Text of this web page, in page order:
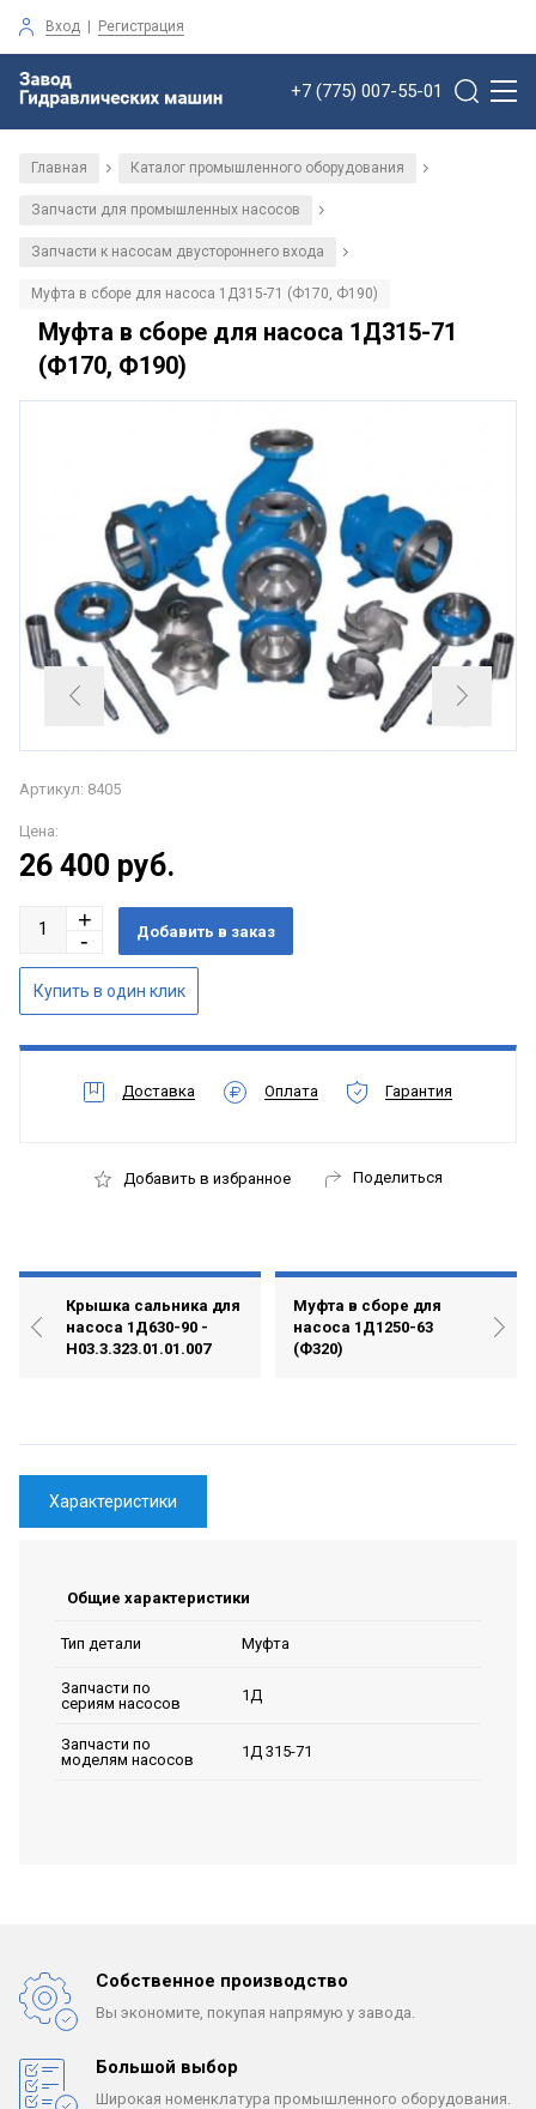
Вход | Регистрация
+7 (775) 007-55-01
Главная / Каталог промышленного оборудования /
Запчасти для промышленных насосов /
Запчасти к насосам двустороннего входа /
Муфта в сборе для насоса 1Д315-71 (Ф170, Ф190)
Муфта в сборе для насоса 1Д315-71
(Ф170, Ф190)
Артикул: 8405
Цена:
26 400 руб.
Доставка Оплата Гарантия
Добавить в избранное Поделиться
Крышка сальника для
насоса 1Д630-90 -
Н03.3.323.01.01.007
Муфта в сборе для
насоса 1Д1250-63
(Ф320)
Характеристики
Общие характеристики
Тип детали Муфта
Запчасти по
сериям насосов
1Д
Запчасти по
моделям насосов
1Д 315-71
Собственное производство
Вы экономите, покупая напрямую у завода.
Большой выбор
Широкая номенклатура промышленного оборудования.